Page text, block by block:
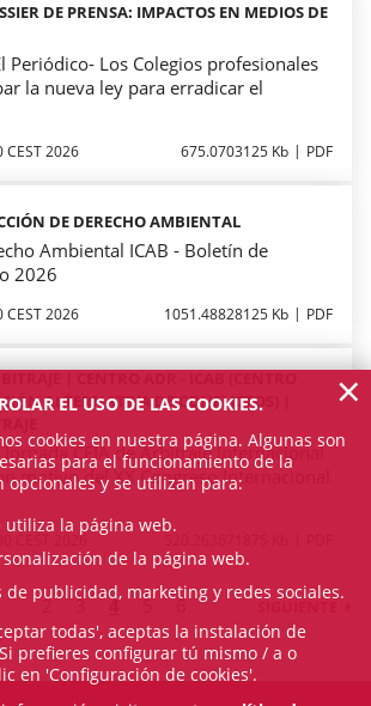
DE PRENSA: IMPACTOS EN MEDIOS DE
Periódico- Los Colegios profesionales
la nueva ley para erradicar el
CEST 2026 675.0703125 Kb PDF
DE DERECHO AMBIENTAL
Ambiental ICAB - Boletín de
2026
CEST 2026 1051.48828125 Kb PDF
ALTERNATIVA DE CONFLICTOS) |
Jornada CEIA de Arbitraje Internacional
motivo del XX Congreso Internacional
CEST 2026
2 3 4 5 6
EL USO DE LAS COOKIES.
cookies en nuestra página. Algunas son
para el funcionamiento de la
opcionales y se utilizan para:
utiliza la página web.
de la página web.
de publicidad, marketing y redes sociales.
todas', aceptas la instalación de
prefieres configurar tú mismo / a o
en 'Configuración de cookies'.
×